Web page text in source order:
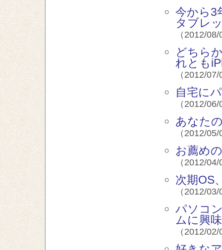
今から3
タブレ
（2012/
どちら
れとも
（2012/
自宅に
（2012/
あなた
（2012/
お薦め
（2012/
次期OS
（2012/
パソコ
ムに興
（2012/